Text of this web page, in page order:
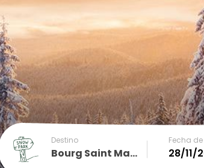
Destino
Bourg Saint Maurice-Les Arcs
Fecha